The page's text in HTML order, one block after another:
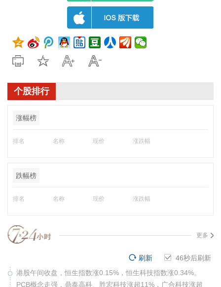
个股排行
涨幅榜
排名 名称 现价 涨跌幅
跌幅榜
排名 名称 现价 涨跌幅
更多
45秒后刷新
刷新
港股午间收盘，恒生指数涨0.15%，恒生科技指数涨0.34%。
PCB概念走强，鼎泰高科、胜宏科技涨超11%，广合科技涨超